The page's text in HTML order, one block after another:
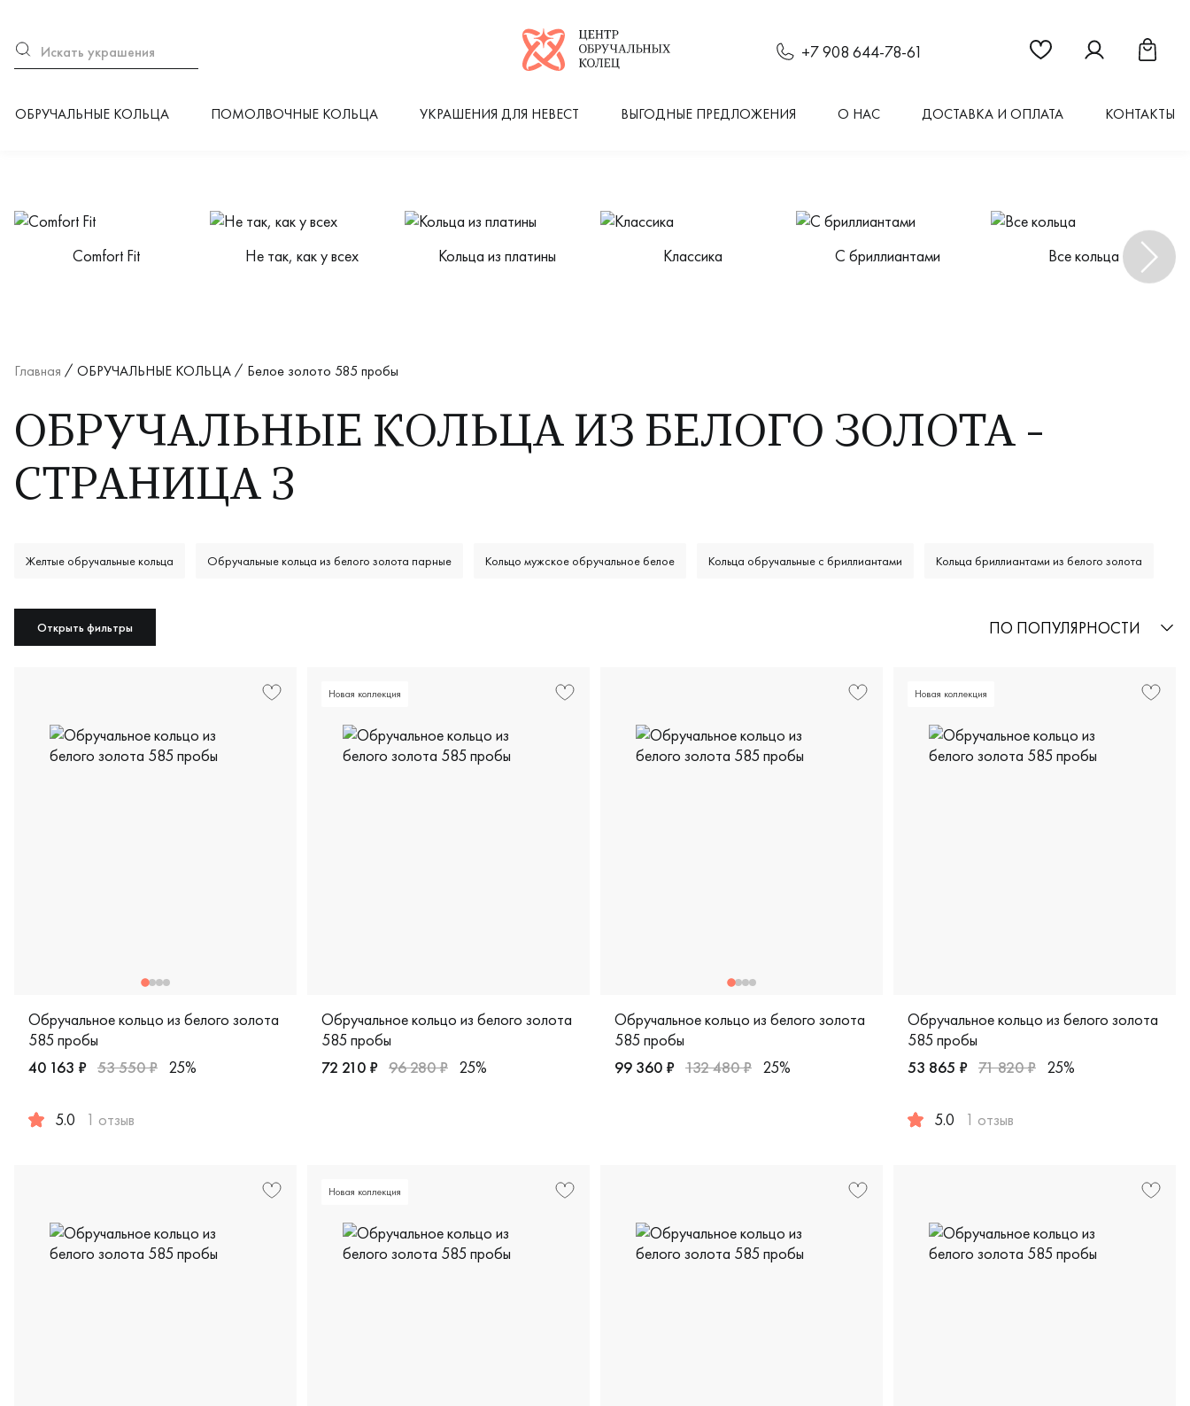
Логотип компании
+7 908 644-78-61 Ссылка на страницу
Ссылка наСсылка
ОБРУЧАЛЬНЫЕ КОЛЬЦА ПОМОЛВОЧНЫЕ КОЛЬЦА УКРАШЕНИЯ ДЛЯ НЕВЕСТ ВЫГОДНЫЕ ПРЕДЛОЖЕНИЯ О НАС ДОСТАВКА И ОПЛАТА КОНТАКТЫ
Категории каталога
Сomfort Fit Не так, как у всех Кольца из платины Классика С бриллиантами Все кольца
Главная ОБРУЧАЛЬНЫЕ КОЛЬЦА Белое золото 585 пробы
ОБРУЧАЛЬНЫЕ КОЛЬЦА ИЗ БЕЛОГО ЗОЛОТА -
СТРАНИЦА 3
Желтые обручальные кольца Обручальные кольца из белого золота парные Кольцо мужское обручальное белое Кольца обручальные с бриллиантами Кольца бриллиантами из белого золота
Открыть фильтры ПО ПОПУЛЯРНОСТИ
Обручальное кольцо из белого золота
585 пробы
40 163 ₽ 53 550 ₽ 25%
5.0 1 отзыв
Новая коллекция
Обручальное кольцо из белого золота
585 пробы
72 210 ₽ 96 280 ₽ 25%
Обручальное кольцо из белого золота
585 пробы
Женские, мужские, парные, белое золото 585 пробы, европейская классика, 1-102-20
99 360 ₽ 132 480 ₽ 25%
Новая коллекция
Обручальное кольцо из белого золота
585 пробы
53 865 ₽ 71 820 ₽ 25%
5.0 1 отзыв
Новая коллекция